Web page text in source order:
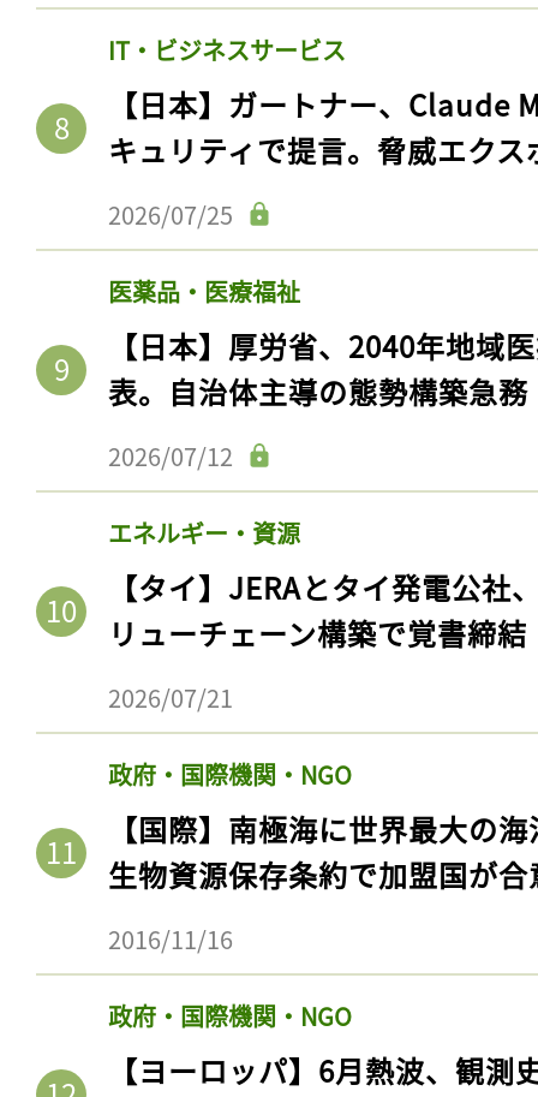
IT・ビジネスサービス
【日本】ガートナー、Claude
キュリティで提言。脅威エク
2026/07/25
医薬品・医療福祉
【日本】厚労省、2040年地域
表。自治体主導の態勢構築急務
2026/07/12
エネルギー・資源
【タイ】JERAとタイ発電公社
リューチェーン構築で覚書締結
2026/07/21
政府・国際機関・NGO
【国際】南極海に世界最大の
生物資源保存条約で加盟国が合
2016/11/16
政府・国際機関・NGO
【ヨーロッパ】6月熱波、観
ログイン
会員登録